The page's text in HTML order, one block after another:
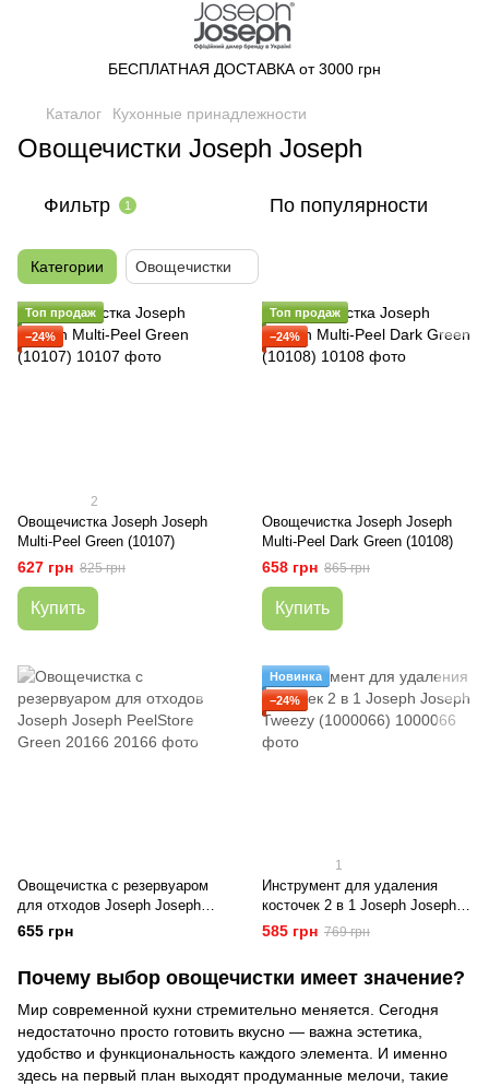
БЕСПЛАТНАЯ ДОСТАВКА от 3000 грн
Каталог Кухонные принадлежности
Овощечистки Joseph Joseph
Фильтр 1 По популярности
Категории Овощечистки
Топ продаж
−24%
2
Овощечистка Joseph Joseph
Multi-Peel Green (10107)
627 грн 825 грн
Купить
Топ продаж
−24%
Овощечистка Joseph Joseph
Multi-Peel Dark Green (10108)
658 грн 865 грн
Купить
Овощечистка с резервуаром
для отходов Joseph Joseph
PeelStore Green 20166
655 грн
Новинка
−24%
1
Инструмент для удаления
косточек 2 в 1 Joseph Joseph
Tweezy (1000066)
585 грн 769 грн
Почему выбор овощечистки имеет значение?
Мир современной кухни стремительно меняется. Сегодня
недостаточно просто готовить вкусно — важна эстетика,
удобство и функциональность каждого элемента. И именно
здесь на первый план выходят продуманные мелочи, такие